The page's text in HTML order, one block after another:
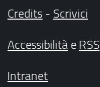
Credits- Scrivici
AccessibilitàeRSS
Intranet